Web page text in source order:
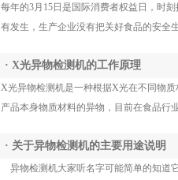
每年的3月15日是国际消费者权益日，时
有发生，生产企业没有把关好食品的安全
· X光异物检测机的工作原理
X光异物检测机是一种根据X光在不同物
产品本身物质材料的异物，目前在食品行
· 关于异物检测机的主要用途说明
异物检测机大家听名字可能简单的知道